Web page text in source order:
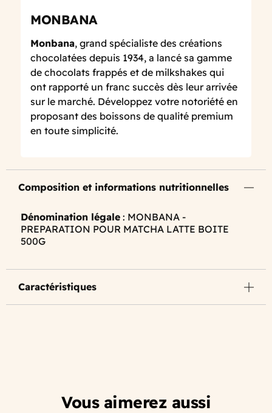
MONBANA
Monbana, grand spécialiste des créations
chocolatées depuis 1934, a lancé sa gamme
de chocolats frappés et de milkshakes qui
ont rapporté un franc succès dès leur arrivée
sur le marché. Développez votre notoriété en
proposant des boissons de qualité premium
en toute simplicité.
Composition et informations nutritionnelles
Dénomination légale : MONBANA -
PREPARATION POUR MATCHA LATTE BOITE
500G
Caractéristiques
Vous aimerez aussi